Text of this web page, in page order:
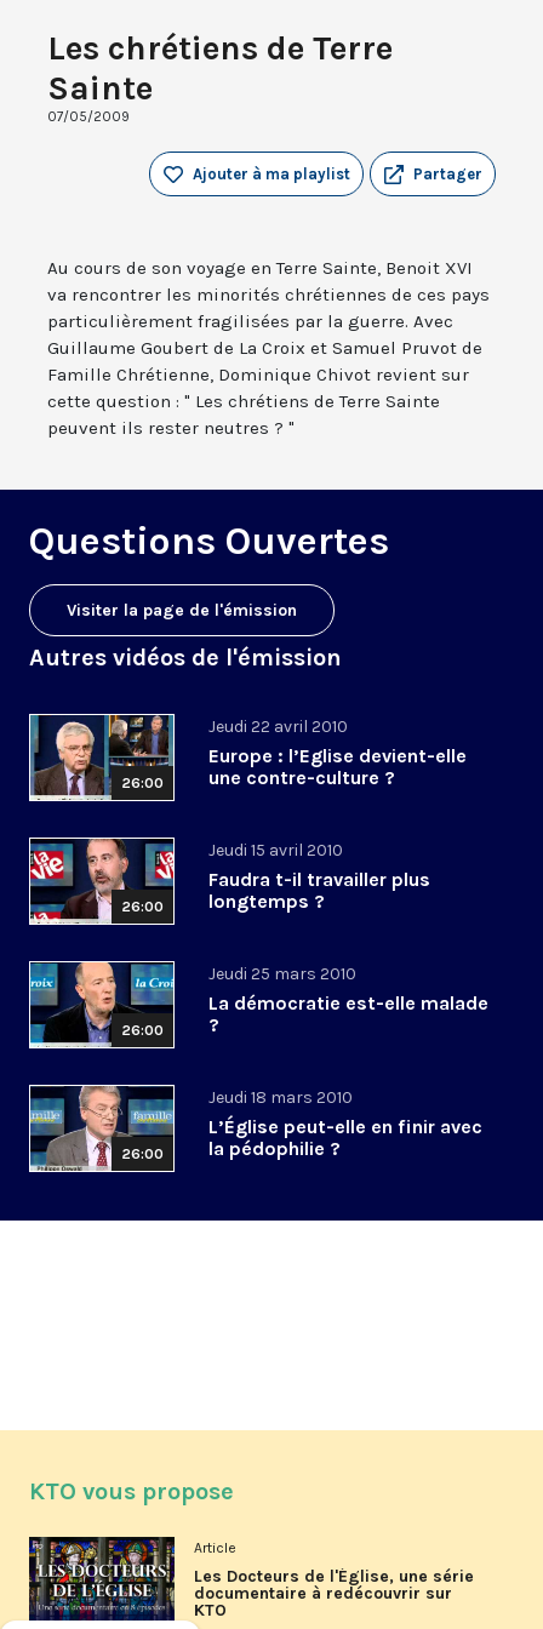
Les chrétiens de Terre
Sainte
07/05/2009
Partager
Ajouter à ma playlist
Au cours de son voyage en Terre Sainte, Benoit XVI
va rencontrer les minorités chrétiennes de ces pays
particulièrement fragilisées par la guerre. Avec
Guillaume Goubert de La Croix et Samuel Pruvot de
Famille Chrétienne, Dominique Chivot revient sur
cette question : " Les chrétiens de Terre Sainte
peuvent ils rester neutres ? "
Questions Ouvertes
Visiter la page de l'émission
Autres vidéos de l'émission
26:00
Jeudi 22 avril 2010
Europe : l’Eglise devient-elle
une contre-culture ?
26:00
Jeudi 15 avril 2010
Faudra t-il travailler plus
longtemps ?
26:00
Jeudi 25 mars 2010
La démocratie est-elle malade
?
26:00
Jeudi 18 mars 2010
L’Église peut-elle en finir avec
la pédophilie ?
KTO vous propose
Article
Les Docteurs de l'Église, une série
documentaire à redécouvrir sur
KTO